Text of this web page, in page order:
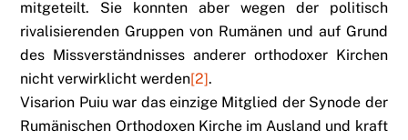
mitgeteilt. Sie konnten aber wegen der politisch
rivalisierenden Gruppen von Rumänen und auf Grund
des Missverständnisses anderer orthodoxer Kirchen
nicht verwirklicht werden[2].
Visarion Puiu war das einzige Mitglied der Synode der
Rumänischen Orthodoxen Kirche im Ausland und kraft